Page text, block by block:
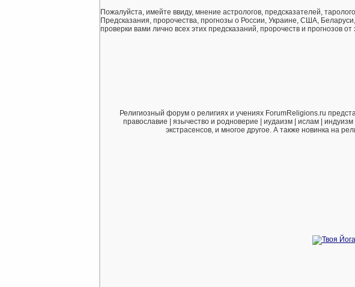
Пожалуйста, имейте ввиду, мнение астрологов, предсказателей,
Предсказания, пророчества, прогнозы о России, Украине, США,
проверки вами лично всех этих предсказаний, пророчеств и прогнозов от
Религиозный форум о религиях и учениях ForumReligions.ru
православие | язычество и родноверие | иудаизм | ислам |
экстрасенсов, и многое другое. А также новинка на